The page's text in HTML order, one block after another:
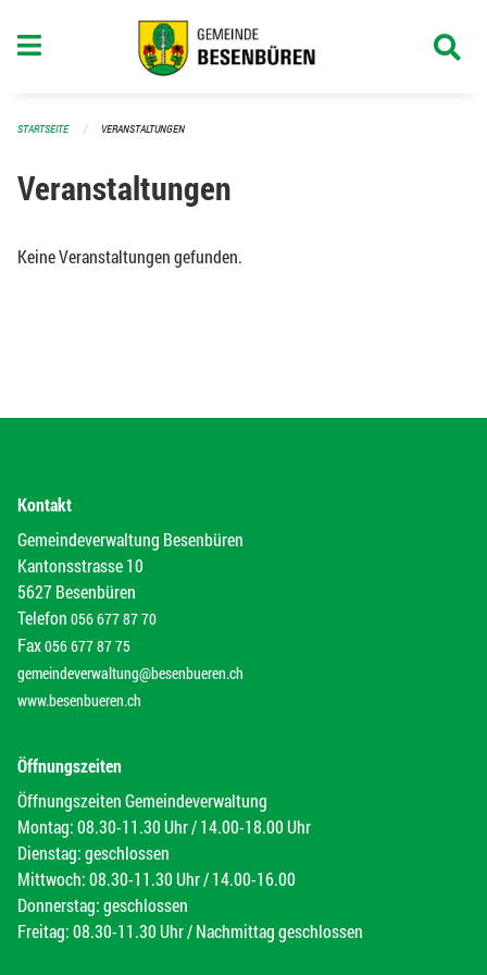
STARTSEITE VERANSTALTUNGEN
Veranstaltungen
Keine Veranstaltungen gefunden.
Kontakt
Gemeindeverwaltung Besenbüren
Kantonsstrasse 10
5627 Besenbüren
Telefon 056 677 87 70
Fax056 677 87 75
gemeindeverwaltung@besenbueren.ch
www.besenbueren.ch
Öffnungszeiten
Öffnungszeiten Gemeindeverwaltung
Montag: 08.30-11.30 Uhr / 14.00-18.00 Uhr
Dienstag: geschlossen
Mittwoch: 08.30-11.30 Uhr / 14.00-16.00
Donnerstag: geschlossen
Freitag: 08.30-11.30 Uhr / Nachmittag geschlossen